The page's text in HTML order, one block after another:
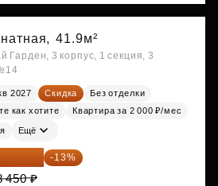
41.9м²
Гарден, 3 корпус, 1 секция, 3
2027 Скидка
Без отделки
как хотите
Квартира за 2 000 ₽/мес
Ещё
052 ₽ -13%
450 ₽